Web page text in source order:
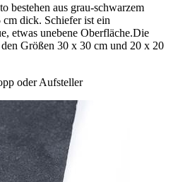
bestehen aus grau-schwarzem
dick. Schiefer ist ein
etwas unebene Oberfläche.Die
Größen 30 x 30 cm und 20 x 20
oder Aufsteller